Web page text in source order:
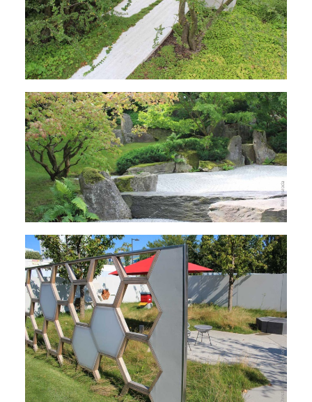
Bodendeckern.
Der Japanische Garten mit Kiesfläche, Felsen
und Zier-Ahornen auf der IGA Berlin 2017
Die Bienenwabe als formgebendes
Gartenelement